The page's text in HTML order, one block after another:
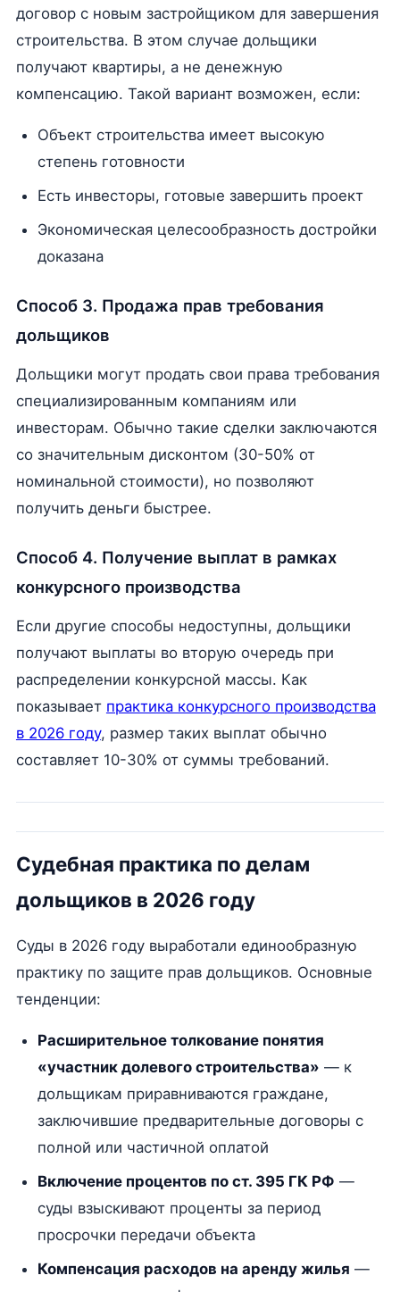
договор с новым застройщиком для завершения
строительства. В этом случае дольщики
получают квартиры, а не денежную
компенсацию. Такой вариант возможен, если:
Объект строительства имеет высокую
степень готовности
Есть инвесторы, готовые завершить проект
Экономическая целесообразность достройки
доказана
Способ 3. Продажа прав требования
дольщиков
Дольщики могут продать свои права требования
специализированным компаниям или
инвесторам. Обычно такие сделки заключаются
со значительным дисконтом (30-50% от
номинальной стоимости), но позволяют
получить деньги быстрее.
Способ 4. Получение выплат в рамках
конкурсного производства
Если другие способы недоступны, дольщики
получают выплаты во вторую очередь при
распределении конкурсной массы. Как
показывает практика конкурсного производства
в 2026 году, размер таких выплат обычно
составляет 10-30% от суммы требований.
Судебная практика по делам
дольщиков в 2026 году
Суды в 2026 году выработали единообразную
практику по защите прав дольщиков. Основные
тенденции:
Расширительное толкование понятия
«участник долевого строительства» — к
дольщикам приравниваются граждане,
заключившие предварительные договоры с
полной или частичной оплатой
Включение процентов по ст. 395 ГК РФ —
суды взыскивают проценты за период
просрочки передачи объекта
Компенсация расходов на аренду жилья —